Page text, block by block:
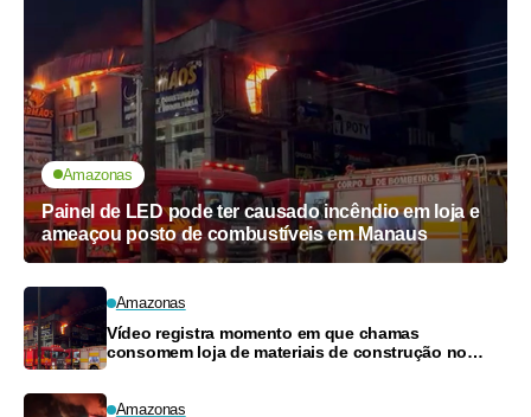
Amazonas
Painel de LED pode ter causado incêndio em loja e
ameaçou posto de combustíveis em Manaus
Amazonas
Vídeo registra momento em que chamas
consomem loja de materiais de construção no
Amazonas